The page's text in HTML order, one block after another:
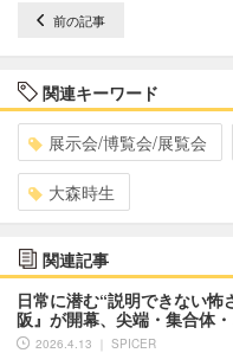
前の記事
関連キーワード
展示会/博覧会/展覧会
大森時生
関連記事
日常に潜む“説明できない
阪』が開幕、尖端・集合体
2026.4.13 ｜ SPICER